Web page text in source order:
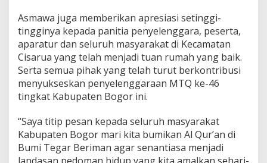
Asmawa juga memberikan apresiasi setinggi-
tingginya kepada panitia penyelenggara, peserta,
aparatur dan seluruh masyarakat di Kecamatan
Cisarua yang telah menjadi tuan rumah yang baik.
Serta semua pihak yang telah turut berkontribusi
menyukseskan penyelenggaraan MTQ ke-46
tingkat Kabupaten Bogor ini.
“Saya titip pesan kepada seluruh masyarakat
Kabupaten Bogor mari kita bumikan Al Qur’an di
Bumi Tegar Beriman agar senantiasa menjadi